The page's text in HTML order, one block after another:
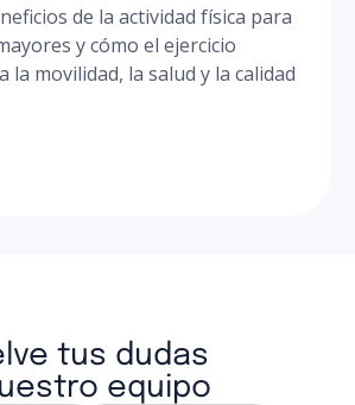
de la actividad física para
y cómo el ejercicio
la movilidad, la salud y la calidad
tus dudas
equipo